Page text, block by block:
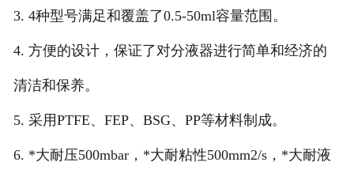
3. 4种型号满足和覆盖了0.5-50ml容量范围。
4. 方便的设计，保证了对分液器进行简单和经济的
清洁和保养。
5. 采用PTFE、FEP、BSG、PP等材料制成。
6. *大耐压500mbar，*大耐粘性500mm2/s，*大耐液